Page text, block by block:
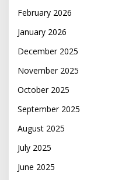
February 2026
January 2026
December 2025
November 2025
October 2025
September 2025
August 2025
July 2025
June 2025